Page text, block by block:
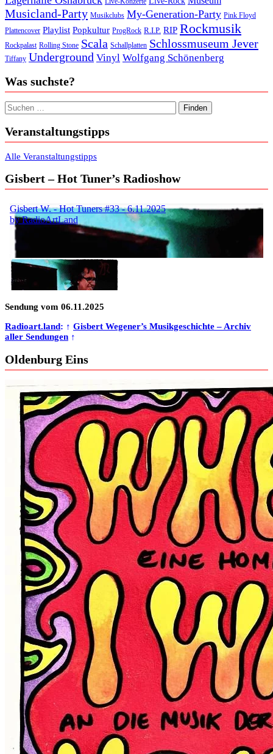
Live-Konzerte
Musicland-Party Musikclubs My-Generation-Party Pink Floyd
Plattencover Playlist Popkultur ProgRock R.I.P. RIP Rockmusik
Rockpalast Rolling Stone Scala Schallplatten Schlossmuseum Jever
Tiffany Underground Vinyl Wolfgang Schönenberg
Was suchste?
Suchen nach:
Veranstaltungstipps
Alle Veranstaltungstipps
Gisbert – Hot Tuner’s Radioshow
Sendung vom 06.11.2025
Radioart.land: ↑ Gisbert Wegener’s Musikgeschichte – Archiv
aller Sendungen ↑
Oldenburg Eins